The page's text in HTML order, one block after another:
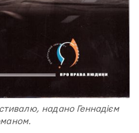
надано Геннадієм